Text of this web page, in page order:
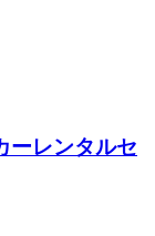
ーレンタルセ